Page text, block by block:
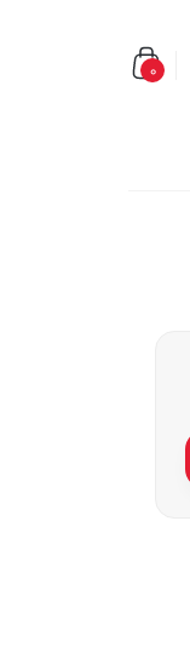
0